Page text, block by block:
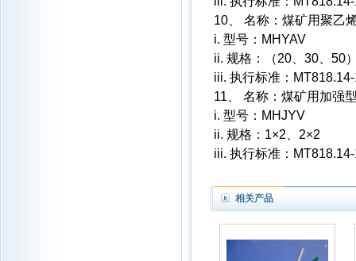
10、 名称：煤矿用聚乙
i. 型号：MHYAV
ii. 规格：（20、30、50
iii. 执行标准：
11、 名称：煤矿用加强
i. 型号：MHJYV
ii. 规格：1×2、2×2
iii. 执行标准：
相关产品